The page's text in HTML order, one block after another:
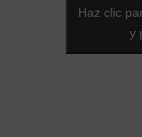
Haz clic
y
Haz clic
y